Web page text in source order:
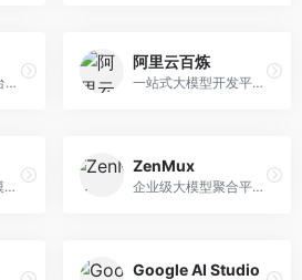
Claude模型API平台，专注于安全可靠的AI服务。面向开发者，提供Claude系列模型API、安全特性、企业级服务等，API质量高。
阿里云百炼
一站式大模型开发平台，深度整合阿里云服务。面向企业开发者和AI团队，提供模型训练、微调、部署、应用开发等全流程服务，企业级功能完善。
一个Key用全球大模型的聚合平台。面向开发者，提供多模型统一API、简化接入、成本控制等服务，接入便捷。
ZenMux
企业级大模型聚合平台，专注于企业AI服务。面向企业用户，提供多模型管理、安全合规、成本优化等服务，企业级功能完善。
Google AI Studio